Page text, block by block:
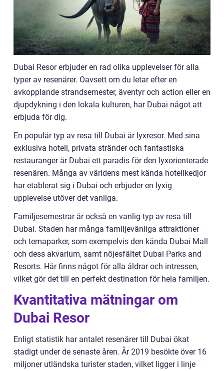
Dubai Resor erbjuder en rad olika upplevelser för alla
typer av resenärer. Oavsett om du letar efter en
avkopplande strandsemester, äventyr och action eller en
djupdykning i den lokala kulturen, har Dubai något att
erbjuda för dig.
En populär typ av resa till Dubai är lyxresor. Med sina
exklusiva hotell, privata stränder och fantastiska
restauranger är Dubai ett paradis för den lyxorienterade
resenären. Många av världens mest kända hotellkedjor
har etablerat sig i Dubai och erbjuder en lyxig
upplevelse utöver det vanliga.
Familjesemestrar är också en vanlig typ av resa till
Dubai. Staden har många familjevänliga attraktioner
och temaparker, som exempelvis den kända Dubai Mall
och dess akvarium, samt nöjesfältet Dubai Parks and
Resorts. Här finns något för alla åldrar och intressen,
vilket gör det till en perfekt destination för hela familjen.
Kvantitativa mätningar om
Dubai Resor
Enligt statistik har antalet resenärer till Dubai ökat
stadigt under de senaste åren. År 2019 besökte över 16
miljoner utländska turister staden, vilket ligger i linje